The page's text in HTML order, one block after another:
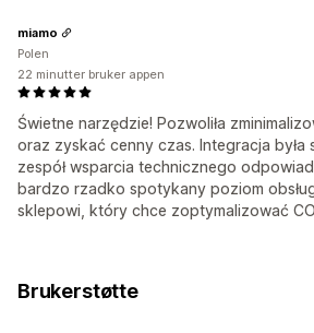
Świetne narzędzie! Pozwoliła
oraz zyskać cenny czas. Integracja była
zespół wsparcia technicznego
bardzo rzadko spotykany poziom
sklepowi, który chce zoptymalizować
miamo
Polen
22 minutter bruker appen
Brukerstøtte